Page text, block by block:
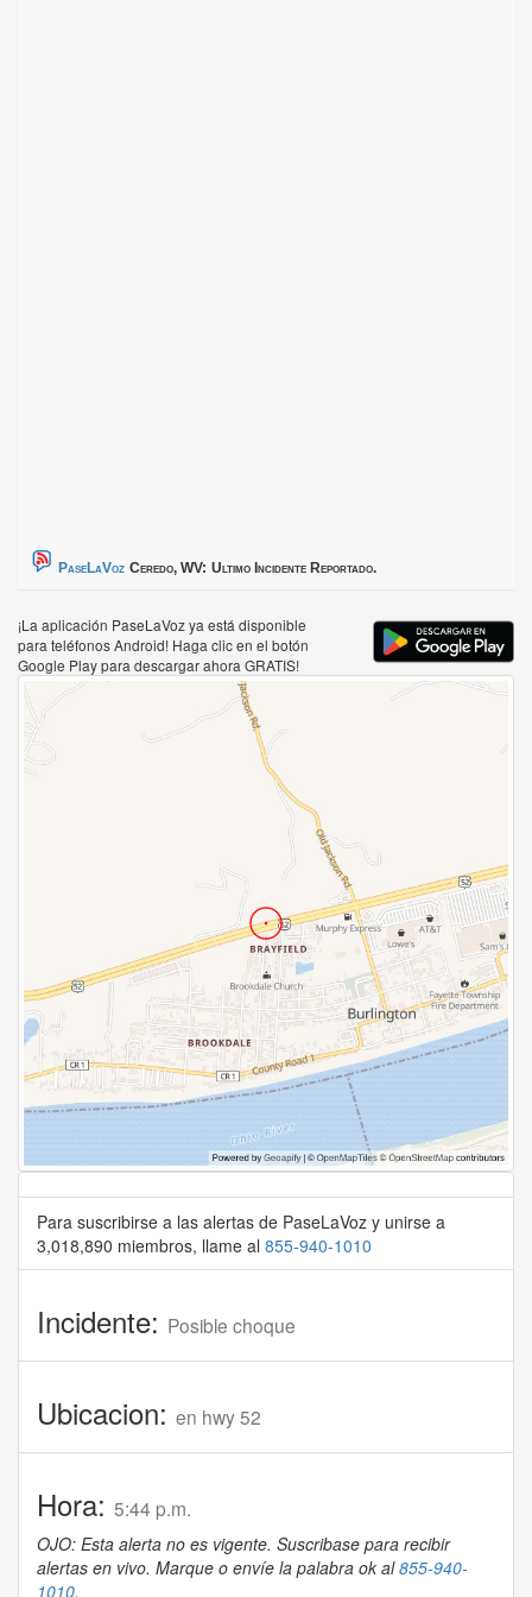
PaseLaVoz Ceredo, WV: Ultimo Incidente Reportado.
¡La aplicación PaseLaVoz ya está disponible
para teléfonos Android! Haga clic en el botón
Google Play para descargar ahora GRATIS!
Para suscribirse a las alertas de PaseLaVoz y unirse a
3,018,890 miembros, llame al 855-940-1010
Incidente: Posible choque
Ubicacion: en hwy 52
Hora: 5:44 p.m.
OJO: Esta alerta no es vigente. Suscribase para recibir
alertas en vivo. Marque o envíe la palabra ok al855-940-
1010.